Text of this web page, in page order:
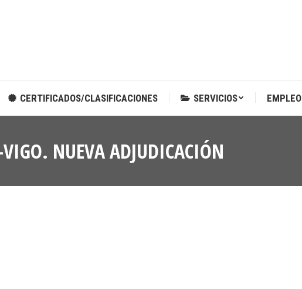
CERTIFICADOS/CLASIFICACIONES SERVICIOS EMPLEO
NUEVA ADJUDICACIÓN